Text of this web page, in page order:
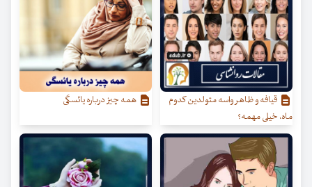
قیافه و ظاهر واسه متولدین کدوم
ماه، خیلی مهمه؟
همه چیز درباره یائسگی